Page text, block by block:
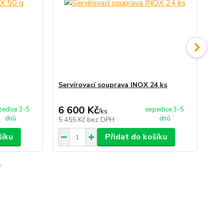
3-5
dnů
Servírovací souprava INOX 24 ks
6 600 Kč/ks
5 455 Kč bez DPH
expedice 3-5
dnů
Přidat do košíku